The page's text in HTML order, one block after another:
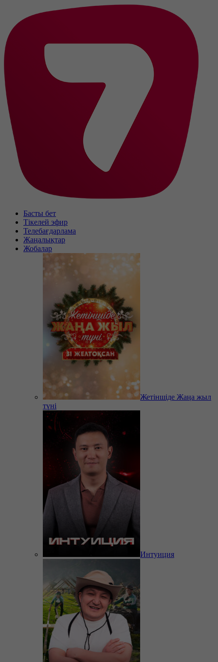
Басты бет
Тікелей эфир
Телебағдарлама
Жаңалықтар
Жобалар
Жетіншіде Жаңа жыл
түні
Интуиция